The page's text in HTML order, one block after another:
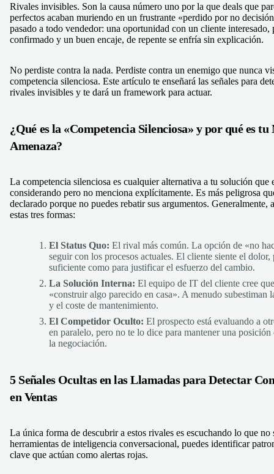
Rivales invisibles. Son la causa número uno por la que deals que
perfectos acaban muriendo en un frustrante «perdido por no
pasado a todo vendedor: una oportunidad con un cliente interesado,
confirmado y un buen encaje, de repente se enfría sin explicación.
No perdiste contra la nada. Perdiste contra un enemigo que nunca
competencia silenciosa. Este artículo te enseñará las señales para
rivales invisibles y te dará un framework para actuar.
¿Qué es la «Competencia Silenciosa» y por qué es
Amenaza?
La competencia silenciosa es cualquier alternativa a tu solución que
considerando pero no menciona explícitamente. Es más peligrosa
declarado porque no puedes rebatir sus argumentos. Generalmente,
estas tres formas:
El Status Quo: El rival más común. La opción de «no
seguir con los procesos actuales. El cliente siente el dolor,
suficiente como para justificar el esfuerzo del cambio.
La Solución Interna: El equipo de IT del cliente cree
«construir algo parecido en casa». A menudo subestiman
y el coste de mantenimiento.
El Competidor Oculto: El prospecto está evaluando a
en paralelo, pero no te lo dice para mantener una posición
la negociación.
5 Señales Ocultas en las Llamadas para Detectar
en Ventas
La única forma de descubrir a estos rivales es escuchando lo que no
herramientas de inteligencia conversacional, puedes identificar
clave que actúan como alertas rojas.